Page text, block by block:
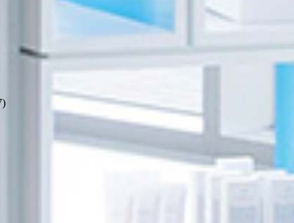
27